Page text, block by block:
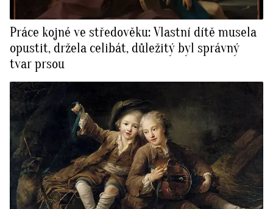
Práce kojné ve středověku: Vlastní dítě musela
opustit, držela celibát, důležitý byl správný
tvar prsou